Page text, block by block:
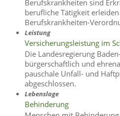
Berufskrankheiten sind
berufliche Tätigkeit
Berufskrankheiten-
Leistung
Versicherungsleistung im
Die Landesregierung
bürgerschaftlich und
pauschale Unfall- und
abgeschlossen.
Lebenslage
Behinderung